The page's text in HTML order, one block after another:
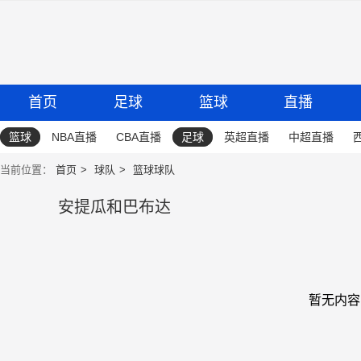
首页 足球 篮球 直播
篮球 NBA直播 CBA直播 足球 英超直播 中超直播
当前位置： 首页 球队 篮球球队
安提瓜和巴布达
暂无内容